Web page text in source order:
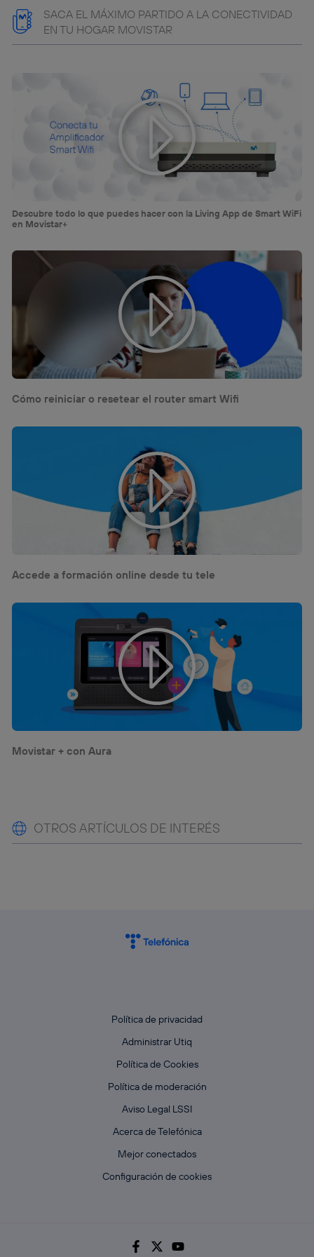
SACA EL MÁXIMO PARTIDO A LA CONECTIVIDAD
EN TU HOGAR MOVISTAR
Descubre todo lo que puedes hacer con la Living App de Smart WiFi
en Movistar+
Cómo reiniciar o resetear el router smart Wifi
Accede a formación online desde tu tele
Movistar + con Aura
OTROS ARTÍCULOS DE INTERÉS
Política de privacidad
Administrar Utiq
Política de Cookies
Política de moderación
Aviso Legal LSSI
Acerca de Telefónica
Mejor conectados
Configuración de cookies